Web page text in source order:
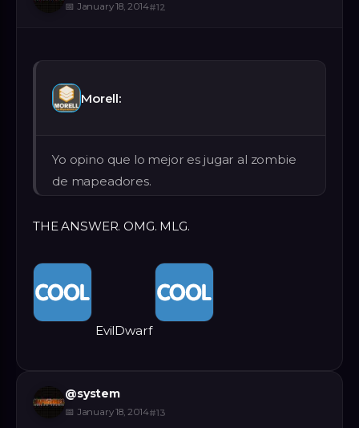
📅 January 18, 2014#12
Morell:
Yo opino que lo mejor es jugar al zombie
de mapeadores.
THE ANSWER. OMG. MLG.
EvilDwarf
@system
📅 January 18, 2014#13